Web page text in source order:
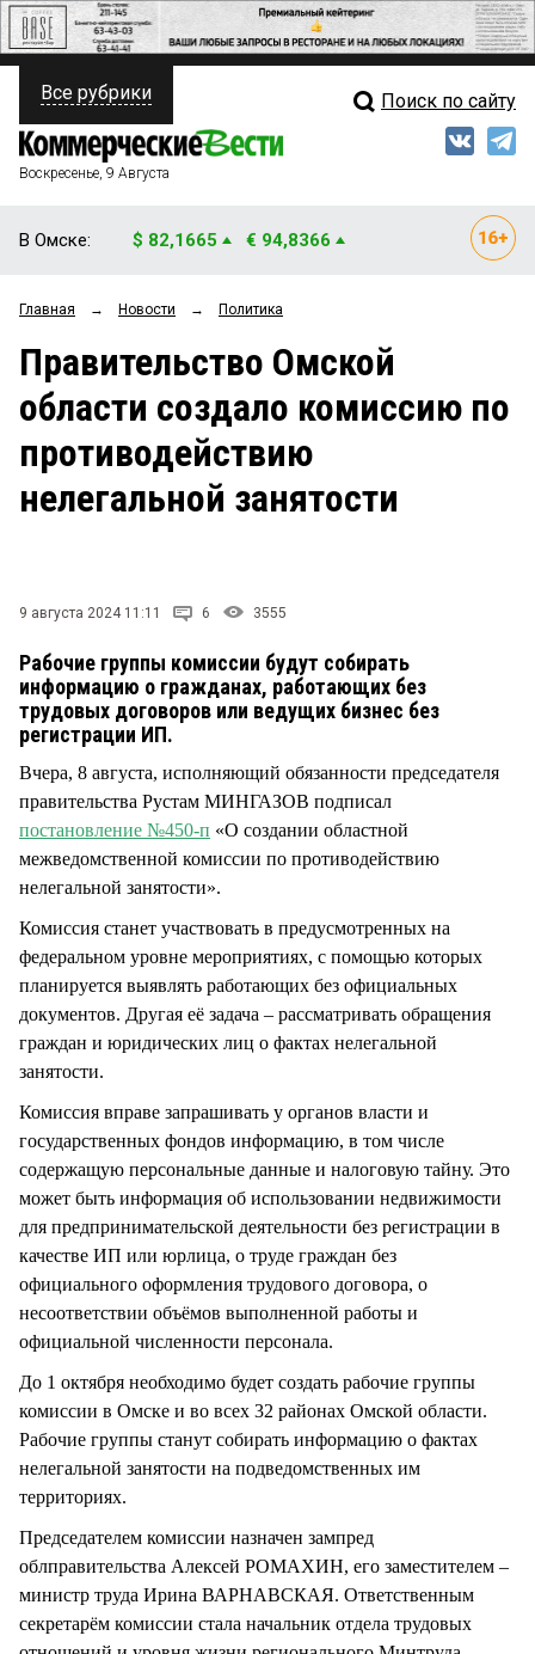
ПОЛИТИКА
ФИНАНСЫ
ОБЩЕСТВО
ЗАКОН
НОВОСТИ КОМПАНИЙ
Свежий выпуск
Рейтинги
Блоги
Все рубрики Поиск по сайту
Воскресенье, 9 Августа
В Омске: $ 82,1665 € 94,8366
Главная → Новости → Политика
Правительство Омской
области создало комиссию по
противодействию
нелегальной занятости
9 августа 2024 11:11 6 3555
Рабочие группы комиссии будут собирать
информацию о гражданах, работающих без
трудовых договоров или ведущих бизнес без
регистрации ИП.
Вчера, 8 августа, исполняющий обязанности председателя
правительства Рустам МИНГАЗОВ подписал
постановление №450-п «О создании областной
межведомственной комиссии по противодействию
нелегальной занятости».
Комиссия станет участвовать в предусмотренных на
федеральном уровне мероприятиях, с помощью которых
планируется выявлять работающих без официальных
документов. Другая её задача – рассматривать обращения
граждан и юридических лиц о фактах нелегальной
занятости.
Комиссия вправе запрашивать у органов власти и
государственных фондов информацию, в том числе
содержащую персональные данные и налоговую тайну. Это
может быть информация об использовании недвижимости
для предпринимательской деятельности без регистрации в
качестве ИП или юрлица, о труде граждан без
официального оформления трудового договора, о
несоответствии объёмов выполненной работы и
официальной численности персонала.
До 1 октября необходимо будет создать рабочие группы
комиссии в Омске и во всех 32 районах Омской области.
Рабочие группы станут собирать информацию о фактах
нелегальной занятости на подведомственных им
территориях.
Председателем комиссии назначен зампред
облправительства Алексей РОМАХИН, его заместителем –
министр труда Ирина ВАРНАВСКАЯ. Ответственным
секретарём комиссии стала начальник отдела трудовых